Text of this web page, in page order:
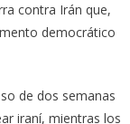
contra Irán que,
democrático
de dos semanas
iraní, mientras los